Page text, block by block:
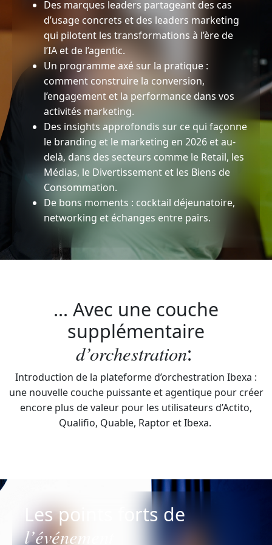
Des marques leaders partageant des cas
d’usage concrets et des leaders marketing
qui pilotent les transformations à l’ère de
l’IA et de l’agentic.
Un programme axé sur la pratique :
comment construire la conversion,
l’engagement et la performance dans vos
activités marketing.
Des insights approfondis sur ce qui façonne
le branding et le marketing en 2026 et au-
delà, dans des secteurs comme le Retail, les
Médias, le Divertissement et les Biens de
Consommation.
De bons moments : cocktail déjeunatoire,
networking et échanges entre pairs.
... Avec une couche
supplémentaire
d’orchestration:
Introduction de la plateforme d’orchestration Ibexa :
une nouvelle couche puissante et agentique pour créer
encore plus de valeur pour les utilisateurs d’Actito,
Qualifio, Quable, Raptor et Ibexa.
Les points forts de
l’événement